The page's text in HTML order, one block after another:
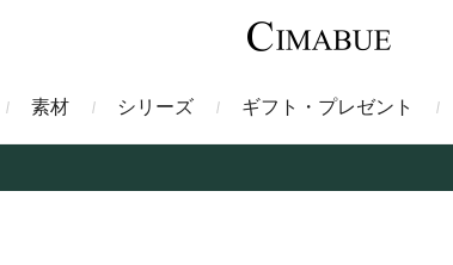
トートバッグ バッ
ミドルウォレット 二つ
素材 シリーズ
エレファント ガルーシャ
ギフト・プレゼント